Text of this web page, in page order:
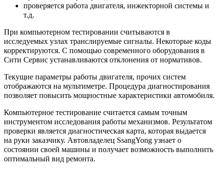
проверяется работа двигателя, инжекторной системы и
т.д.
При компьютерном тестировании считываются в
исследуемых узлах транслируемые сигналы. Некоторые коды
корректируются. С помощью современного оборудования в
Сити Сервис устанавливаются отклонения от нормативов.
Текущие параметры работы двигателя, прочих систем
отображаются на мультиметре. Процедура диагностирования
позволяет повысить мощностные характеристики автомобиля.
Компьютерное тестирование считается самым точным
инструментом исследования работы механизмов. Результатом
проверки является диагностическая карта, которая выдается
на руки заказчику. Автовладелец SsangYong узнает о
состоянии своей машины и получает возможность выполнить
оптимальный вид ремонта.